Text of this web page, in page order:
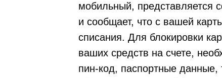
мобильный, представляется
и сообщает, что с вашей
списания. Для блокировки
ваших средств на счете,
пин-код, паспортные